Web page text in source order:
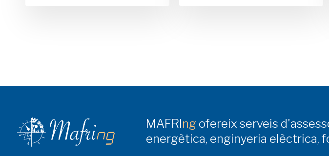
MAFRIng ofereix serveis
energètica, enginyeria elèctrica,